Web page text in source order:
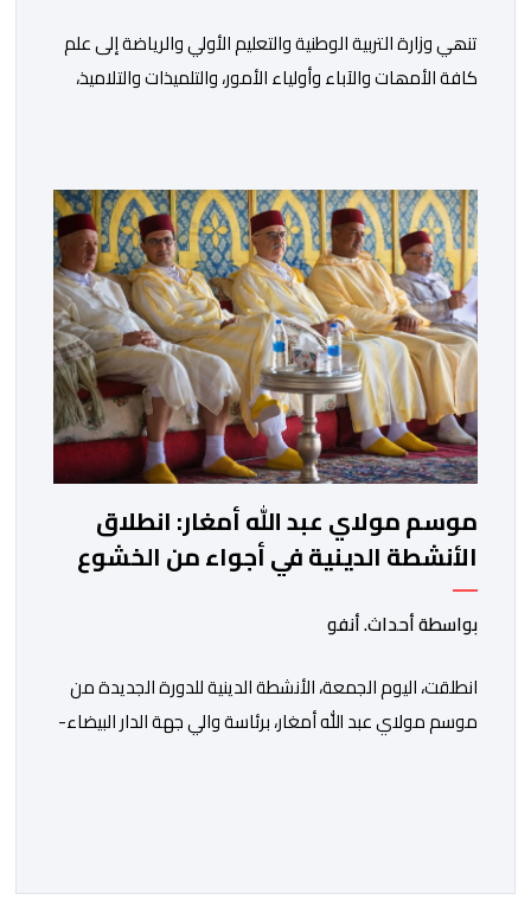
تنھي وزارة التربیة الوطنیة والتعلیم الأولي والریاضة إلى علم
كافة الأمھات والآباء وأولیاء الأمور، والتلمیذات والتلامیذ،
المحدد سلفا طبقا لمقتضیات المقرر الوزاري رقم 047.26
الصادر بتاریخ 3 یولیوز 2026 بشأن تنظیم السنة الدراسیة.
وأوضحت الوزارة، في بلاغ، أن أطر […]
موسم مولاي عبد الله أمغار: انطلاق
الأنشطة الدينية في أجواء من الخشوع
الروحي
بواسطة أحداث. أنفو
انطلقت، اليوم الجمعة، الأنشطة الدينية للدورة الجديدة من
موسم مولاي عبد الله أمغار، برئاسة والي جهة الدار البيضاء-
الرسمية، حيث أُلقيت كلمات كل من رئيس المجلس […]